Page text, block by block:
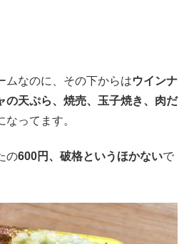
ムなのに、その下からはウインナ
の天ぷら、焼売、玉子焼き、肉だ
ってます。
の600円、破格というほかないで